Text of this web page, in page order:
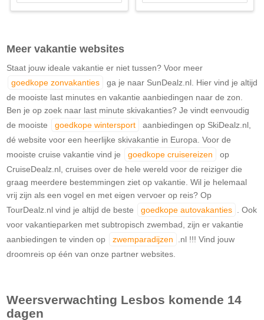
Meer vakantie websites
Staat jouw ideale vakantie er niet tussen? Voor meer
goedkope zonvakanties
ga je naar SunDealz.nl. Hier vind je altijd
de mooiste last minutes en vakantie aanbiedingen naar de zon.
Ben je op zoek naar last minute skivakanties? Je vindt eenvoudig
de mooiste
goedkope wintersport
aanbiedingen op SkiDealz.nl,
dé website voor een heerlijke skivakantie in Europa. Voor de
mooiste cruise vakantie vind je
goedkope cruisereizen
op
CruiseDealz.nl, cruises over de hele wereld voor de reiziger die
graag meerdere bestemmingen ziet op vakantie. Wil je helemaal
vrij zijn als een vogel en met eigen vervoer op reis? Op
TourDealz.nl vind je altijd de beste
goedkope autovakanties . Ook
voor vakantieparken met subtropisch zwembad, zijn er vakantie
aanbiedingen te vinden op
zwemparadijzen
.nl !!! Vind jouw
droomreis op één van onze partner websites.
Weersverwachting Lesbos komende 14
dagen